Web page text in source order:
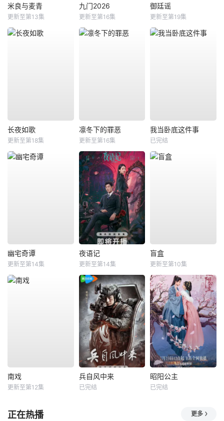
米良与麦青
更新至第13集
九门2026
更新至第16集
御廷谣
更新至第19集
长夜如歌
更新至第18集
凛冬下的罪恶
更新至第16集
我当卧底这件事
已完结
幽宅奇谭
更新至第14集
夜语记
更新至第14集
盲盒
更新至第10集
南戏
更新至第12集
兵自风中来
已完结
昭阳公主
已完结
正在热播 更多